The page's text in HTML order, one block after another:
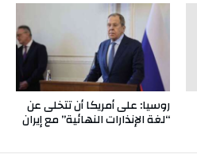
روسيا: على أمريكا أن تتخلى عن
“لغة الإنذارات النهائية” مع إيران